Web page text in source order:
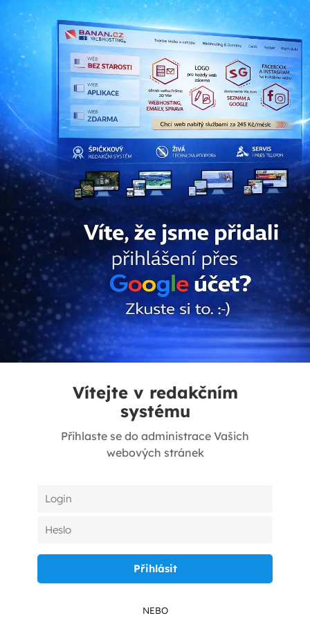
Vítejte v redakčním
systému
Přihlaste se do administrace Vašich
webových stránek
NEBO